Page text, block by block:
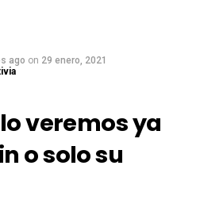
ago on 29 enero, 2021
veremos ya
o solo su